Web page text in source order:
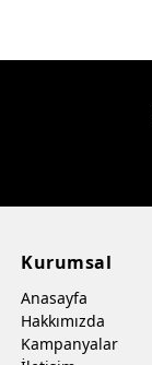
Kurumsal
Anasayfa
Hakkımızda
Kampanyalar